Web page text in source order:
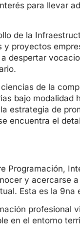
para llevar
de la
y proyectos
despertar
de la
bajo modalidad
estrategia de
encuentra el
Programación,
y acercarse
Esta es la 9na
profesional
en el entorno